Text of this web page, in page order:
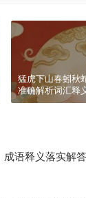
猛虎下山春蚓秋
准确解析词汇释
成语释义落实解答